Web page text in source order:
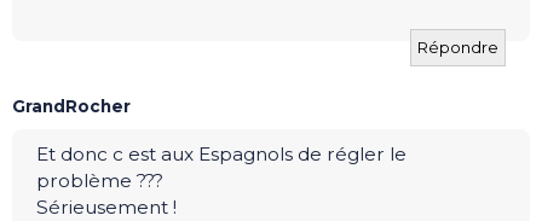
Répondre
GrandRocher
Et donc c est aux Espagnols de régler le
problème ???
Sérieusement !